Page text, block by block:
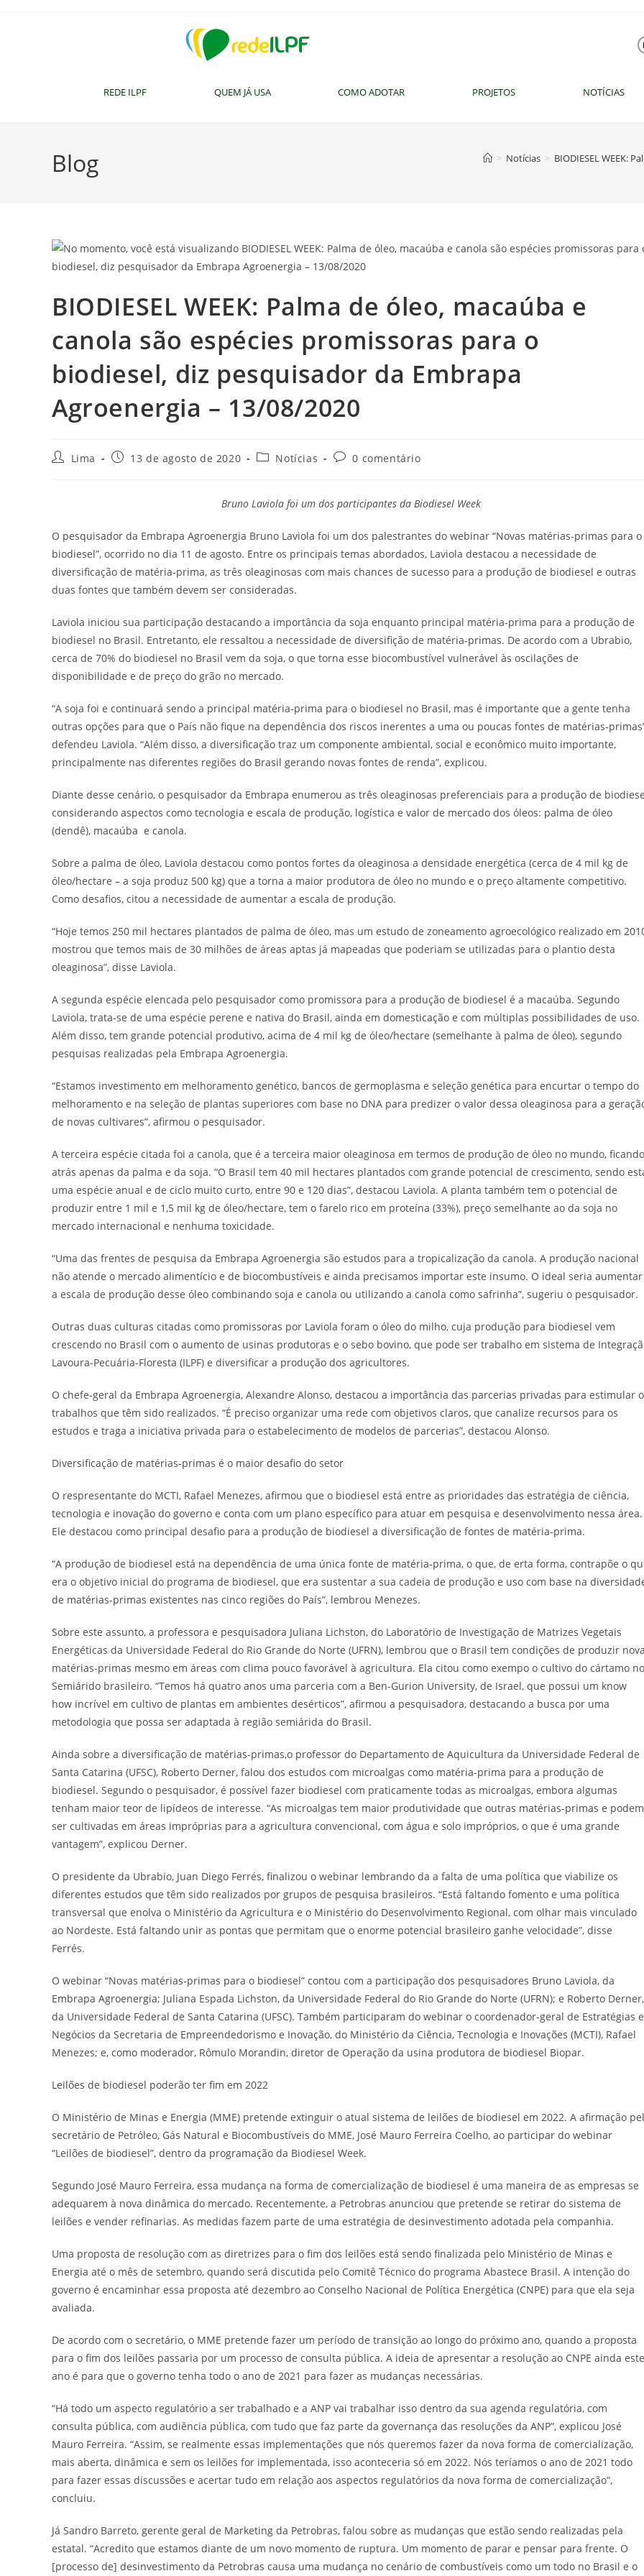
REDE ILPF QUEM JÁ USA COMO ADOTAR PROJETOS NOTÍCIAS
Blog > Notícias > BIODIESEL WEEK:
BIODIESEL WEEK: Palma de óleo, macaúba e
canola são espécies promissoras para o
biodiesel, diz pesquisador da Embrapa
Agroenergia – 13/08/2020
Lima 13 de agosto de 2020 Notícias 0 comentário
Bruno Laviola foi um dos participantes da Biodiesel Week
O pesquisador da Embrapa Agroenergia Bruno Laviola foi um dos palestrantes do webinar “Novas matérias-primas para o
biodiesel”, ocorrido no dia 11 de agosto. Entre os principais temas abordados, Laviola destacou a necessidade de
diversificação de matéria-prima, as três oleaginosas com mais chances de sucesso para a produção de biodiesel e outras
duas fontes que também devem ser consideradas.
Laviola iniciou sua participação destacando a importância da soja enquanto principal matéria-prima para a produção de
biodiesel no Brasil. Entretanto, ele ressaltou a necessidade de diversifição de matéria-primas. De acordo com a Ubrabio,
cerca de 70% do biodiesel no Brasil vem da soja, o que torna esse biocombustível vulnerável às oscilações de
disponibilidade e de preço do grão no mercado.
“A soja foi e continuará sendo a principal matéria-prima para o biodiesel no Brasil, mas é importante que a gente tenha
outras opções para que o País não fique na dependência dos riscos inerentes a uma ou poucas fontes de matérias-
defendeu Laviola. “Além disso, a diversificação traz um componente ambiental, social e econômico muito importante,
principalmente nas diferentes regiões do Brasil gerando novas fontes de renda”, explicou.
Diante desse cenário, o pesquisador da Embrapa enumerou as três oleaginosas preferenciais para a produção de
considerando aspectos como tecnologia e escala de produção, logística e valor de mercado dos óleos: palma de óleo
(dendê), macaúba e canola.
Sobre a palma de óleo, Laviola destacou como pontos fortes da oleaginosa a densidade energética (cerca de 4 mil kg de
óleo/hectare – a soja produz 500 kg) que a torna a maior produtora de óleo no mundo e o preço altamente competitivo.
Como desafios, citou a necessidade de aumentar a escala de produção.
“Hoje temos 250 mil hectares plantados de palma de óleo, mas um estudo de zoneamento agroecológico realizado em
mostrou que temos mais de 30 milhões de áreas aptas já mapeadas que poderiam se utilizadas para o plantio desta
oleaginosa”, disse Laviola.
A segunda espécie elencada pelo pesquisador como promissora para a produção de biodiesel é a macaúba. Segundo
Laviola, trata-se de uma espécie perene e nativa do Brasil, ainda em domesticação e com múltiplas possibilidades de uso.
Além disso, tem grande potencial produtivo, acima de 4 mil kg de óleo/hectare (semelhante à palma de óleo), segundo
pesquisas realizadas pela Embrapa Agroenergia.
“Estamos investimento em melhoramento genético, bancos de germoplasma e seleção genética para encurtar o tempo do
melhoramento e na seleção de plantas superiores com base no DNA para predizer o valor dessa oleaginosa para a
de novas cultivares”, afirmou o pesquisador.
A terceira espécie citada foi a canola, que é a terceira maior oleaginosa em termos de produção de óleo no mundo, ficando
atrás apenas da palma e da soja. “O Brasil tem 40 mil hectares plantados com grande potencial de crescimento, sendo
uma espécie anual e de ciclo muito curto, entre 90 e 120 dias”, destacou Laviola. A planta também tem o potencial de
produzir entre 1 mil e 1,5 mil kg de óleo/hectare, tem o farelo rico em proteína (33%), preço semelhante ao da soja no
mercado internacional e nenhuma toxicidade.
“Uma das frentes de pesquisa da Embrapa Agroenergia são estudos para a tropicalização da canola. A produção nacional
não atende o mercado alimentício e de biocombustíveis e ainda precisamos importar este insumo. O ideal seria aumentar
a escala de produção desse óleo combinando soja e canola ou utilizando a canola como safrinha”, sugeriu o pesquisador.
Outras duas culturas citadas como promissoras por Laviola foram o óleo do milho, cuja produção para biodiesel vem
crescendo no Brasil com o aumento de usinas produtoras e o sebo bovino, que pode ser trabalho em sistema de
Lavoura-Pecuária-Floresta (ILPF) e diversificar a produção dos agricultores.
O chefe-geral da Embrapa Agroenergia, Alexandre Alonso, destacou a importância das parcerias privadas para estimular
trabalhos que têm sido realizados. “É preciso organizar uma rede com objetivos claros, que canalize recursos para os
estudos e traga a iniciativa privada para o estabelecimento de modelos de parcerias”, destacou Alonso.
Diversificação de matérias-primas é o maior desafio do setor
O respresentante do MCTI, Rafael Menezes, afirmou que o biodiesel está entre as prioridades das estratégia de ciência,
tecnologia e inovação do governo e conta com um plano específico para atuar em pesquisa e desenvolvimento nessa área.
Ele destacou como principal desafio para a produção de biodiesel a diversificação de fontes de matéria-prima.
“A produção de biodiesel está na dependência de uma única fonte de matéria-prima, o que, de erta forma, contrapõe o
era o objetivo inicial do programa de biodiesel, que era sustentar a sua cadeia de produção e uso com base na
de matérias-primas existentes nas cinco regiões do País”, lembrou Menezes.
Sobre este assunto, a professora e pesquisadora Juliana Lichston, do Laboratório de Investigação de Matrizes Vegetais
Energéticas da Universidade Federal do Rio Grande do Norte (UFRN), lembrou que o Brasil tem condições de produzir
matérias-primas mesmo em áreas com clima pouco favorável à agricultura. Ela citou como exempo o cultivo do cártamo no
Semiárido brasileiro. “Temos há quatro anos uma parceria com a Ben-Gurion University, de Israel, que possui um know
how incrível em cultivo de plantas em ambientes desérticos”, afirmou a pesquisadora, destacando a busca por uma
metodologia que possa ser adaptada à região semiárida do Brasil.
Ainda sobre a diversificação de matérias-primas,o professor do Departamento de Aquicultura da Universidade Federal de
Santa Catarina (UFSC), Roberto Derner, falou dos estudos com microalgas como matéria-prima para a produção de
biodiesel. Segundo o pesquisador, é possível fazer biodiesel com praticamente todas as microalgas, embora algumas
tenham maior teor de lipídeos de interesse. “As microalgas tem maior produtividade que outras matérias-primas e podem
ser cultivadas em áreas impróprias para a agricultura convencional, com água e solo impróprios, o que é uma grande
vantagem”, explicou Derner.
O presidente da Ubrabio, Juan Diego Ferrés, finalizou o webinar lembrando da a falta de uma política que viabilize os
diferentes estudos que têm sido realizados por grupos de pesquisa brasileiros. “Está faltando fomento e uma política
transversal que enolva o Ministério da Agricultura e o Ministério do Desenvolvimento Regional, com olhar mais vinculado
ao Nordeste. Está faltando unir as pontas que permitam que o enorme potencial brasileiro ganhe velocidade”, disse
Ferrés.
O webinar “Novas matérias-primas para o biodiesel” contou com a participação dos pesquisadores Bruno Laviola, da
Embrapa Agroenergia; Juliana Espada Lichston, da Universidade Federal do Rio Grande do Norte (UFRN); e Roberto Derner,
da Universidade Federal de Santa Catarina (UFSC). Também participaram do webinar o coordenador-geral de Estratégias e
Negócios da Secretaria de Empreendedorismo e Inovação, do Ministério da Ciência, Tecnologia e Inovações (MCTI), Rafael
Menezes; e, como moderador, Rômulo Morandin, diretor de Operação da usina produtora de biodiesel Biopar.
Leilões de biodiesel poderão ter fim em 2022
O Ministério de Minas e Energia (MME) pretende extinguir o atual sistema de leilões de biodiesel em 2022. A afirmação
secretário de Petróleo, Gás Natural e Biocombustíveis do MME, José Mauro Ferreira Coelho, ao participar do webinar
“Leilões de biodiesel”, dentro da programação da Biodiesel Week.
Segundo José Mauro Ferreira, essa mudança na forma de comercialização de biodiesel é uma maneira de as empresas se
adequarem à nova dinâmica do mercado. Recentemente, a Petrobras anunciou que pretende se retirar do sistema de
leilões e vender refinarias. As medidas fazem parte de uma estratégia de desinvestimento adotada pela companhia.
Uma proposta de resolução com as diretrizes para o fim dos leilões está sendo finalizada pelo Ministério de Minas e
Energia até o mês de setembro, quando será discutida pelo Comitê Técnico do programa Abastece Brasil. A intenção do
governo é encaminhar essa proposta até dezembro ao Conselho Nacional de Política Energética (CNPE) para que ela seja
avaliada.
De acordo com o secretário, o MME pretende fazer um período de transição ao longo do próximo ano, quando a proposta
para o fim dos leilões passaria por um processo de consulta pública. A ideia de apresentar a resolução ao CNPE ainda este
ano é para que o governo tenha todo o ano de 2021 para fazer as mudanças necessárias.
“Há todo um aspecto regulatório a ser trabalhado e a ANP vai trabalhar isso dentro da sua agenda regulatória, com
consulta pública, com audiência pública, com tudo que faz parte da governança das resoluções da ANP”, explicou José
Mauro Ferreira. “Assim, se realmente essas implementações que nós queremos fazer da nova forma de comercialização,
mais aberta, dinâmica e sem os leilões for implementada, isso aconteceria só em 2022. Nós teríamos o ano de 2021 todo
para fazer essas discussões e acertar tudo em relação aos aspectos regulatórios da nova forma de comercialização”,
concluiu.
Já Sandro Barreto, gerente geral de Marketing da Petrobras, falou sobre as mudanças que estão sendo realizadas pela
estatal. “Acredito que estamos diante de um novo momento de ruptura. Um momento de parar e pensar para frente. O
[processo de] desinvestimento da Petrobras causa uma mudança no cenário de combustíveis como um todo no Brasil e o